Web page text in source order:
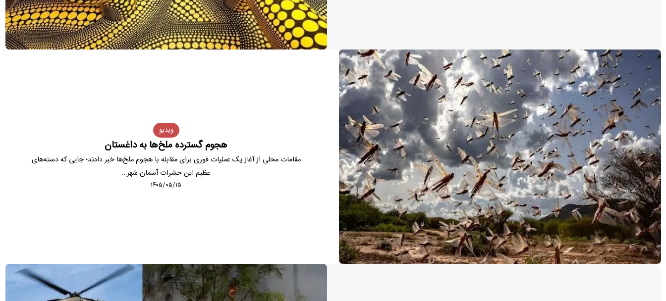
ویدیو
هجوم گسترده ملخ‌ها به داغستان
مقامات محلی از آغاز یک عملیات فوری برای مقابله با هجوم ملخ‌ها خبر دادند؛ جایی که دسته‌های
عظیم این حشرات آسمان شهر…
۱۴۰۵/۰۵/۱۵